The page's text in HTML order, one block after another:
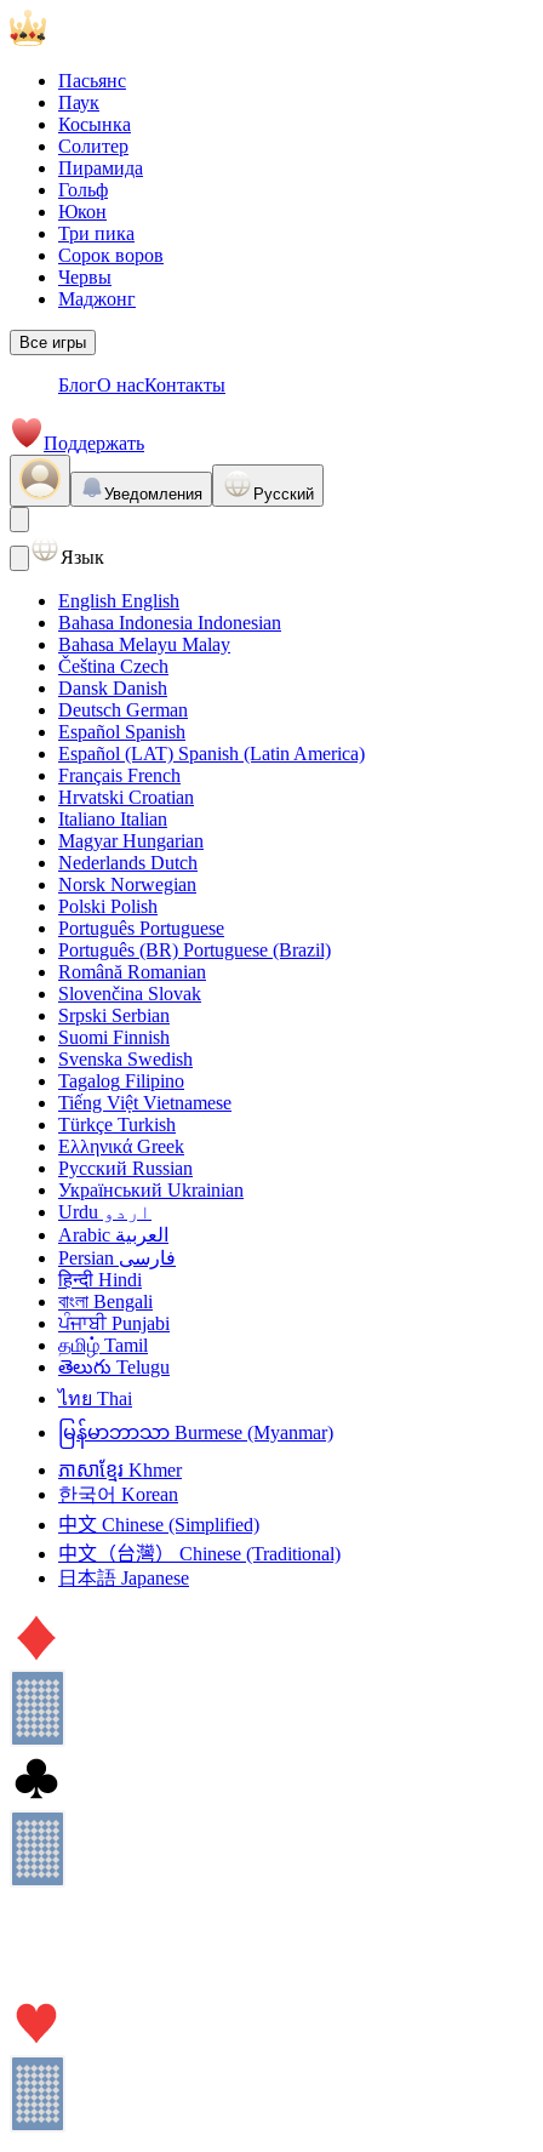
Пасьянс
Паук
Косынка
Солитер
Пирамида
Гольф
Юкон
Три пика
Сорок воров
Червы
Маджонг
Все игры
БлогО насКонтакты
Поддержать
Уведомления Русский
Язык
English English
Bahasa Indonesia Indonesian
Bahasa Melayu Malay
Čeština Czech
Dansk Danish
Deutsch German
Español Spanish
Español (LAT) Spanish (Latin America)
Français French
Hrvatski Croatian
Italiano Italian
Magyar Hungarian
Nederlands Dutch
Norsk Norwegian
Polski Polish
Português Portuguese
Português (BR) Portuguese (Brazil)
Română Romanian
Slovenčina Slovak
Srpski Serbian
Suomi Finnish
Svenska Swedish
Tagalog Filipino
Tiếng Việt Vietnamese
Türkçe Turkish
Ελληνικά Greek
Русский Russian
Український Ukrainian
اردو Urdu
العربية Arabic
فارسی Persian
हिन्दी Hindi
বাংলা Bengali
ਪੰਜਾਬੀ Punjabi
தமிழ் Tamil
తెలుగు Telugu
ไทย Thai
မြန်မာဘာသာ Burmese (Myanmar)
ភាសាខ្មែរ Khmer
한국어 Korean
中文 Chinese (Simplified)
中文（台灣）
Chinese (Traditional)
日本語 Japanese